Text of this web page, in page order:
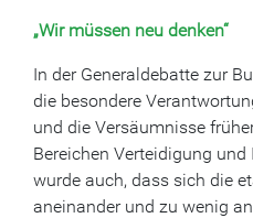
„Wir müssen neu denken“
In der Generaldebatte zur
die besondere
und die Versäumnisse
Bereichen Verteidigung
wurde auch, dass sich die
aneinander und zu wenig